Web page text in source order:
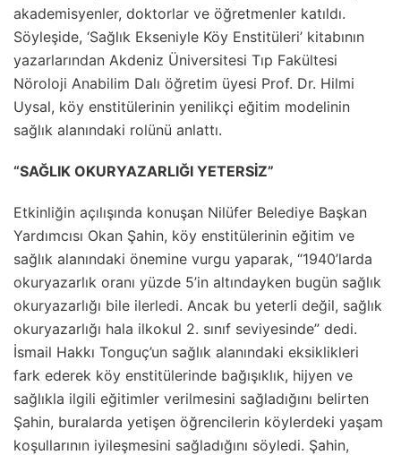
akademisyenler, doktorlar ve öğretmenler katıldı.
Söyleşide, ‘Sağlık Ekseniyle Köy Enstitüleri’ kitabının
yazarlarından Akdeniz Üniversitesi Tıp Fakültesi
Nöroloji Anabilim Dalı öğretim üyesi Prof. Dr. Hilmi
Uysal, köy enstitülerinin yenilikçi eğitim modelinin
sağlık alanındaki rolünü anlattı.
“SAĞLIK OKURYAZARLIĞI YETERSİZ”
Etkinliğin açılışında konuşan Nilüfer Belediye Başkan
Yardımcısı Okan Şahin, köy enstitülerinin eğitim ve
sağlık alanındaki önemine vurgu yaparak, “1940’larda
okuryazarlık oranı yüzde 5’in altındayken bugün sağlık
okuryazarlığı bile ilerledi. Ancak bu yeterli değil, sağlık
okuryazarlığı hala ilkokul 2. sınıf seviyesinde” dedi.
İsmail Hakkı Tonguç’un sağlık alanındaki eksiklikleri
fark ederek köy enstitülerinde bağışıklık, hijyen ve
sağlıkla ilgili eğitimler verilmesini sağladığını belirten
Şahin, buralarda yetişen öğrencilerin köylerdeki yaşam
koşullarının iyileşmesini sağladığını söyledi. Şahin,